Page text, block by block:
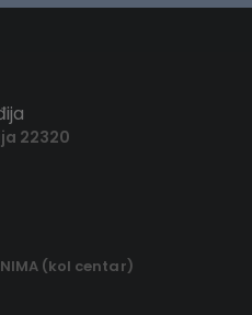
22320
(kol centar)